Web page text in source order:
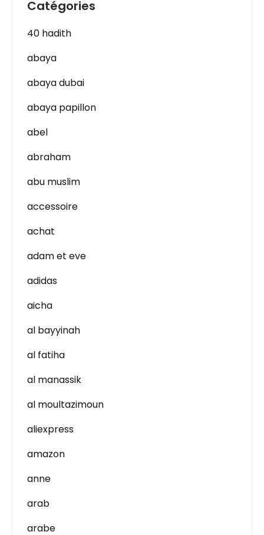
Catégories
40 hadith
abaya
abaya dubai
abaya papillon
abel
abraham
abu muslim
accessoire
achat
adam et eve
adidas
aicha
al bayyinah
al fatiha
al manassik
al moultazimoun
aliexpress
amazon
anne
arab
arabe